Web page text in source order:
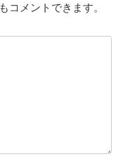
コメントできます。